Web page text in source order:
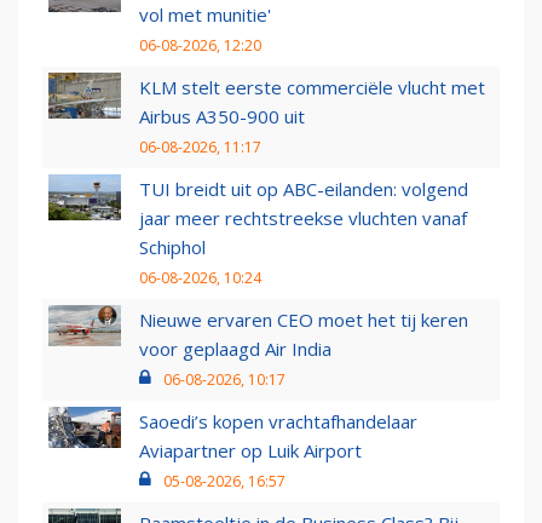
vol met munitie'
06-08-2026, 12:20
KLM stelt eerste commerciële vlucht met
Airbus A350-900 uit
06-08-2026, 11:17
TUI breidt uit op ABC-eilanden: volgend
jaar meer rechtstreekse vluchten vanaf
Schiphol
06-08-2026, 10:24
Nieuwe ervaren CEO moet het tij keren
voor geplaagd Air India
06-08-2026, 10:17
Saoedi’s kopen vrachtafhandelaar
Aviapartner op Luik Airport
05-08-2026, 16:57